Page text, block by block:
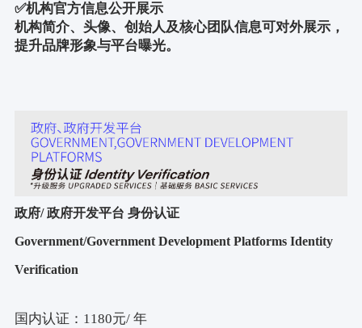
✅机构官方信息公开展示
机构简介、头像、创始人及核心团队信息可对外展示，
提升品牌形象与平台曝光。
政府/政府开发平台 身份认证
Government/Government Development Platforms Identity
Verification
国内认证： 1180元/ 年